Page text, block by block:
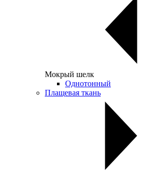
Мокрый шелк
Однотонный
Плащевая ткань